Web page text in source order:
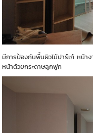
มีการป้องกันพื้นผิวไม้ปาร์เก้ หน้า
หน้าด้วยกระดาษลูกฟูก